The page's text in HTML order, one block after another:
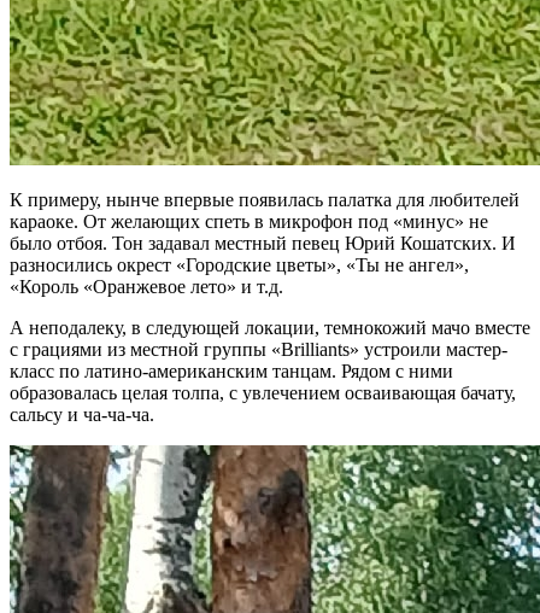
К примеру, нынче впервые появилась палатка для любителей
караоке. От желающих спеть в микрофон под «минус» не
было отбоя. Тон задавал местный певец Юрий Кошатских. И
разносились окрест «Городские цветы», «Ты не ангел»,
«Король «Оранжевое лето» и т.д.
А неподалеку, в следующей локации, темнокожий мачо вместе
с грациями из местной группы «Brilliants» устроили мастер-
класс по латино-американским танцам. Рядом с ними
образовалась целая толпа, с увлечением осваивающая бачату,
сальсу и ча-ча-ча.